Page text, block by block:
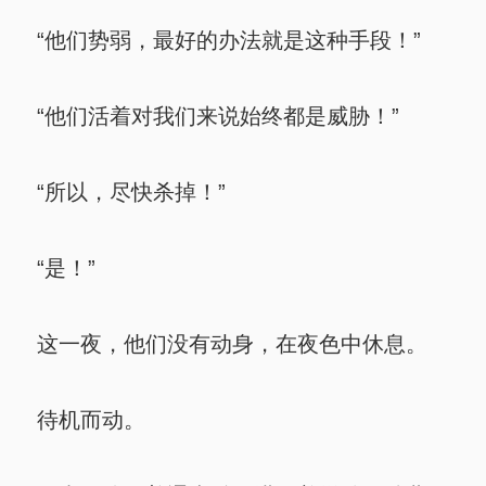
“他们势弱，最好的办法就是这种手段！”
“他们活着对我们来说始终都是威胁！”
“所以，尽快杀掉！”
“是！”
这一夜，他们没有动身，在夜色中休息。
待机而动。